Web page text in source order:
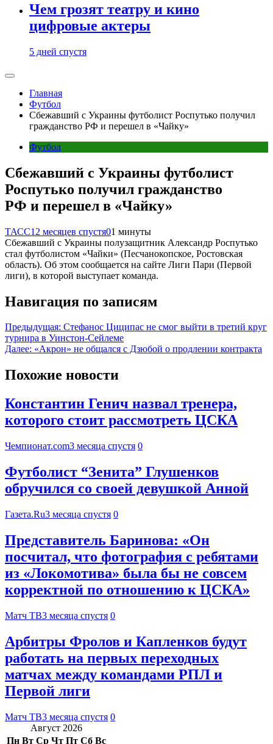
Чем грозят театру и кино
цифровые актеры
5 дней спустя
Главная
Футбол
Сбежавший с Украины футболист Роспутько получил
гражданство РФ и перешел в «Чайку»
Футбол
Сбежавший с Украины футболист
Роспутько получил гражданство
РФ и перешел в «Чайку»
ТАСС12 месяцев спустя01 минуты
Сбежавший с Украины полузащитник Александр Роспутько
стал футболистом «Чайки» (Песчанокопское, Ростовская
область). Об этом сообщается на сайте Лиги Пари (Первой
лиги), в которой выступает команда.
Навигация по записям
Предыдущая: Стефанос Циципас не смог выйти в третий круг
турнира в Уинстон-Сейлеме
Далее: ‎«Акрон» не общался с Дзюбой о продлении контракта
Похожие новости
Константин Генич назвал тренера,
которого стоит рассмотреть ЦСКА
Чемпионат.com3 месяца спустя 0
Футболист “Зенита” Глушенков
обручился со своей девушкой Анной
Газета.Ru3 месяца спустя 0
Представитель Баринова: «Он
посчитал, что фотография с ребятами
из «Локомотива» была бы не совсем
корректной по отношению к ЦСКА»
Матч ТВ3 месяца спустя 0
Арбитры Фролов и Капленков будут
работать на первых переходных
матчах между командами РПЛ и
Первой лиги
Матч ТВ3 месяца спустя 0
Август 2026
Пн Вт Ср Чт Пт Сб Вс